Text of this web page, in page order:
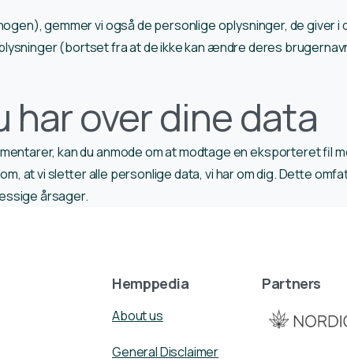
gemmer vi også de personlige oplysninger, de giver
(bortset fra at de ikke kan ændre deres
over dine data
kan du anmode om at modtage en eksporteret fil
at vi sletter alle personlige data, vi har om dig. Dette
årsager.
Hemppedia
About us
General Disclaimer
Partners